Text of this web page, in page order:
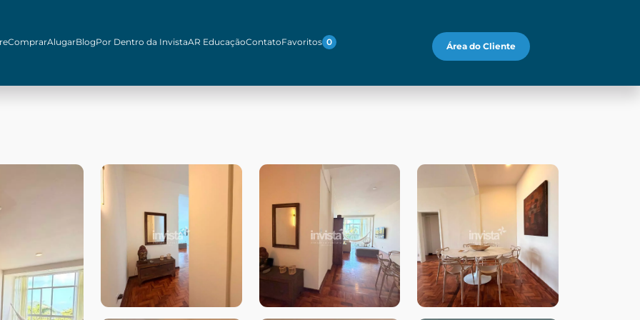
ComprarAlugarBlogPor Dentro da InvistaAR EducaçãoContatoFavoritos 0 Área do Cliente